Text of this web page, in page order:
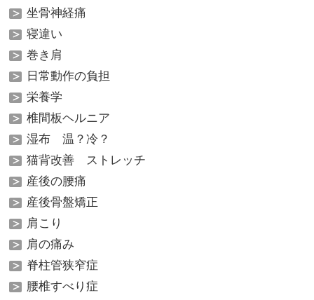
坐骨神経痛
寝違い
巻き肩
日常動作の負担
栄養学
椎間板ヘルニア
湿布 温？冷？
猫背改善 ストレッチ
産後の腰痛
産後骨盤矯正
肩こり
肩の痛み
脊柱管狭窄症
腰椎すべり症